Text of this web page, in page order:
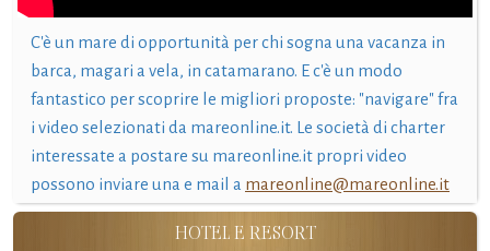
C'è un mare di opportunità per chi sogna una vacanza in
barca, magari a vela, in catamarano. E c'è un modo
fantastico per scoprire le migliori proposte: "navigare" fra
i video selezionati da mareonline.it. Le società di charter
interessate a postare su mareonline.it propri video
possono inviare una e mail a mareonline@mareonline.it
HOTEL E RESORT